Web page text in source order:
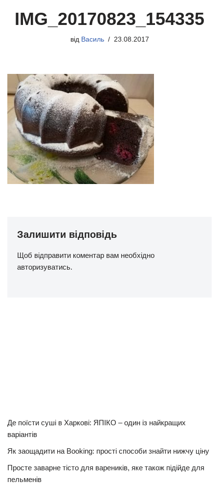
IMG_20170823_154335
від Василь 23.08.2017
Залишити відповідь
Щоб відправити коментар вам необхідно
авторизуватись.
Де поїсти суші в Харкові: ЯПІКО – один із найкращих
варіантів
Як заощадити на Booking: прості способи знайти нижчу ціну
Просте заварне тісто для вареників, яке також підійде для
пельменів